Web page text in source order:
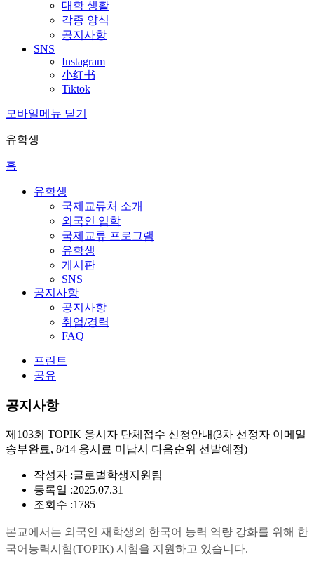
대학 생활
각종 양식
공지사항
SNS
Instagram
小红书
Tiktok
모바일메뉴 닫기
유학생
홈
유학생
국제교류처 소개
외국인 입학
국제교류 프로그램
유학생
게시판
SNS
공지사항
공지사항
취업/경력
FAQ
프린트
공유
공지사항
제103회 TOPIK 응시자 단체접수 신청안내(3차 선정자 이메일
송부완료, 8/14 응시료 미납시 다음순위 선발예정)
작성자 :글로벌학생지원팀
등록일 :2025.07.31
조회수 :1785
본교에서는 외국인 재학생의 한국어 능력 역량 강화를 위해 한
국어능력시험(TOPIK) 시험을 지원하고 있습니다.